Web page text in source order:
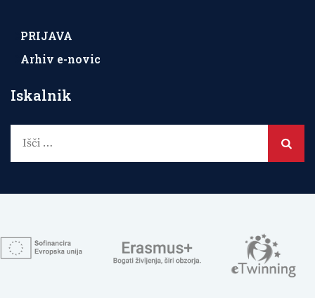
PRIJAVA
Arhiv e-novic
Iskalnik